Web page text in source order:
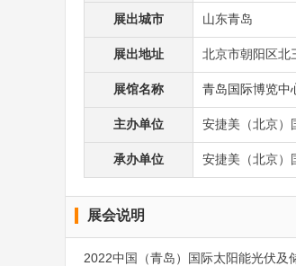
展出城市 山东青岛
展出地址 北京市朝阳区北
展馆名称 青岛国际博览中
主办单位 安捷美（北京）
承办单位 安捷美（北京）
展会说明
2022中国（青岛）国际太阳能光伏及